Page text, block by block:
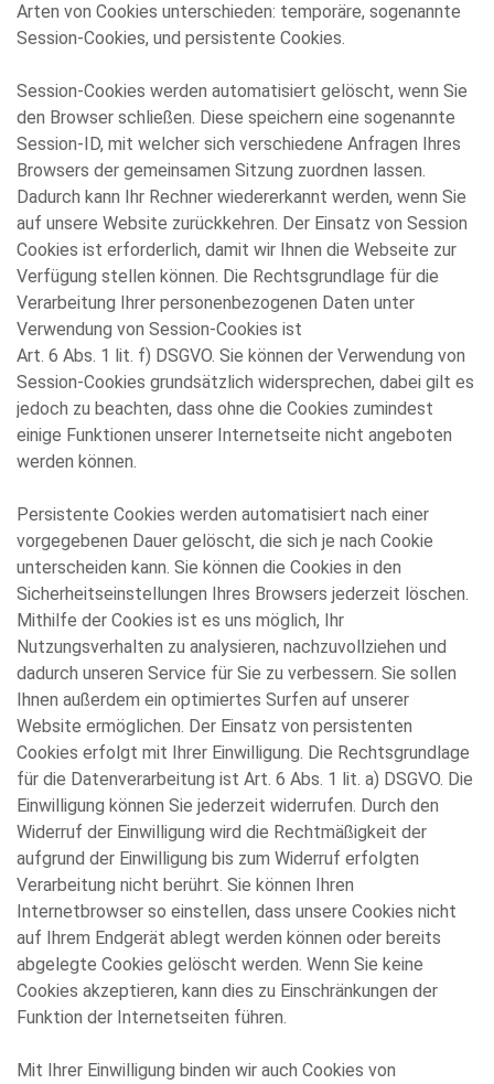
Arten von Cookies unterschieden: temporäre, sogenannte
Session-Cookies, und persistente Cookies.
Session-Cookies werden automatisiert gelöscht, wenn Sie
den Browser schließen. Diese speichern eine sogenannte
Session-ID, mit welcher sich verschiedene Anfragen Ihres
Browsers der gemeinsamen Sitzung zuordnen lassen.
Dadurch kann Ihr Rechner wiedererkannt werden, wenn Sie
auf unsere Website zurückkehren. Der Einsatz von Session
Cookies ist erforderlich, damit wir Ihnen die Webseite zur
Verfügung stellen können. Die Rechtsgrundlage für die
Verarbeitung Ihrer personenbezogenen Daten unter
Verwendung von Session-Cookies ist
Art. 6 Abs. 1 lit. f) DSGVO. Sie können der Verwendung von
Session-Cookies grundsätzlich widersprechen, dabei gilt es
jedoch zu beachten, dass ohne die Cookies zumindest
einige Funktionen unserer Internetseite nicht angeboten
werden können.
Persistente Cookies werden automatisiert nach einer
vorgegebenen Dauer gelöscht, die sich je nach Cookie
unterscheiden kann. Sie können die Cookies in den
Sicherheitseinstellungen Ihres Browsers jederzeit löschen.
Mithilfe der Cookies ist es uns möglich, Ihr
Nutzungsverhalten zu analysieren, nachzuvollziehen und
dadurch unseren Service für Sie zu verbessern. Sie sollen
Ihnen außerdem ein optimiertes Surfen auf unserer
Website ermöglichen. Der Einsatz von persistenten
Cookies erfolgt mit Ihrer Einwilligung. Die Rechtsgrundlage
für die Datenverarbeitung ist Art. 6 Abs. 1 lit. a) DSGVO. Die
Einwilligung können Sie jederzeit widerrufen. Durch den
Widerruf der Einwilligung wird die Rechtmäßigkeit der
aufgrund der Einwilligung bis zum Widerruf erfolgten
Verarbeitung nicht berührt. Sie können Ihren
Internetbrowser so einstellen, dass unsere Cookies nicht
auf Ihrem Endgerät ablegt werden können oder bereits
abgelegte Cookies gelöscht werden. Wenn Sie keine
Cookies akzeptieren, kann dies zu Einschränkungen der
Funktion der Internetseiten führen.
Mit Ihrer Einwilligung binden wir auch Cookies von